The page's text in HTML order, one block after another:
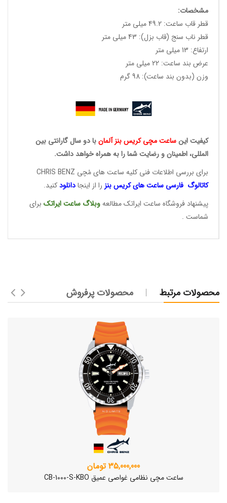
مشخصات:
قطر قاب ساعت: 49.2 میلی متر
قطر ناب سنج (قاب بزل): 43 میلی متر
ارتفاع: 13 میلی متر
عرض بند ساعت: 22 میلی متر
وزن (بدون بند ساعت): 98 گرم
کیفیت اینساعت مچی کریسبنز آلمانبا دو سال گارانتی بین
المللی، اطمینان و رضایت شما را به همراه خواهد داشت.
برای بررسی اطلاعات فنی کلیه ساعت های مُچی CHRIS BENZ
کاتالوگ فارسی ساعت هایکریس بنز را از اینجادانلودکنید.
پیشنهاد فروشگاه ساعت ایراتک مطالعهوبلاگ ساعتایراتک برای
شماست .
محصولات مرتبط محصولات پرفروش
35,000,000 تومان
ساعت مچی نظامی غواصی عمیق CB-1000-S-KBO